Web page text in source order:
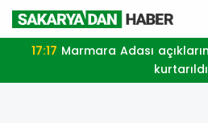
17:17
kurtarıldı